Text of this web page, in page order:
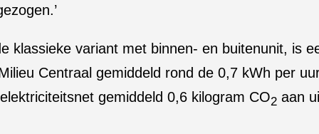
klassieke variant met binnen- en buitenunit, is
Centraal gemiddeld rond de 0,7 kWh per
gemiddeld 0,6 kilogram CO2 aan